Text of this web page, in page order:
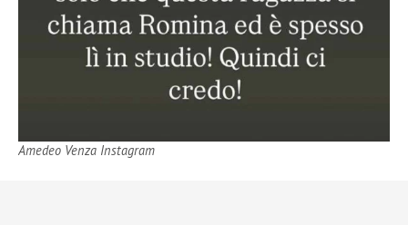
Amedeo Venza Instagram